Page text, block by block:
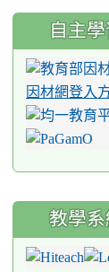
自主
因材網登入
教學